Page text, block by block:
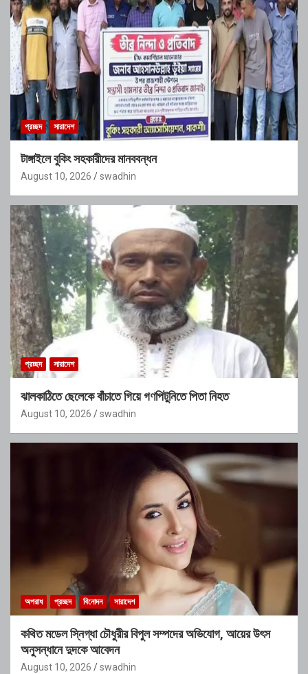
প্রচ্ছদ সারাদেশ
টাঙ্গাইলে বুকিং সহকারীদের মানববন্ধন
August 10, 2026 swadhin
প্রচ্ছদ সারাদেশ
ঝালকাঠিতে ছেলেকে বাঁচাতে গিয়ে গণপিটুনিতে পিতা নিহত
August 10, 2026 swadhin
অপরাধ প্রচ্ছদ বিনোদন সারাদেশ
কথিত মডেল স্নিগ্ধা চৌধুরীর বিপুল সম্পদের অভিযোগ, আয়ের উৎস
অনুসন্ধানে দুদকে আবেদন
August 10, 2026 swadhin